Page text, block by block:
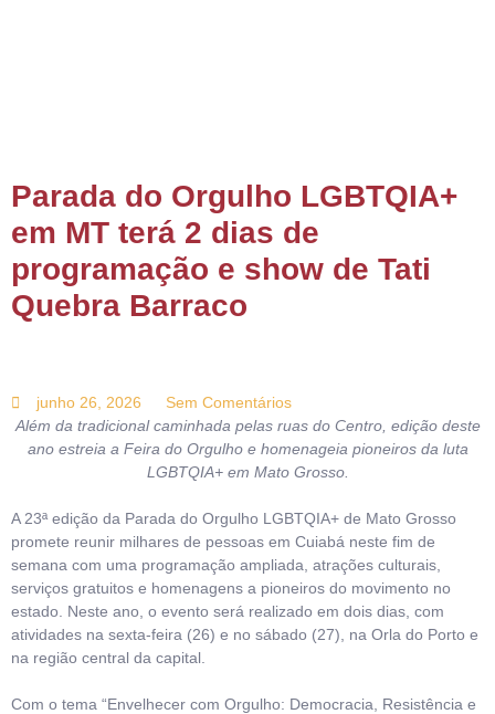
Parada do Orgulho LGBTQIA+
em MT terá 2 dias de
programação e show de Tati
Quebra Barraco
junho 26, 2026
Sem Comentários
Além da tradicional caminhada pelas ruas do Centro, edição deste
ano estreia a Feira do Orgulho e homenageia pioneiros da luta
LGBTQIA+ em Mato Grosso.
A 23ª edição da Parada do Orgulho LGBTQIA+ de Mato Grosso
promete reunir milhares de pessoas em Cuiabá neste fim de
semana com uma programação ampliada, atrações culturais,
serviços gratuitos e homenagens a pioneiros do movimento no
estado. Neste ano, o evento será realizado em dois dias, com
atividades na sexta-feira (26) e no sábado (27), na Orla do Porto e
na região central da capital.
Com o tema “Envelhecer com Orgulho: Democracia, Resistência e